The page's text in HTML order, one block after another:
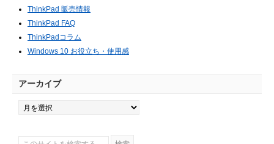
ThinkPad 販売情報
ThinkPad FAQ
ThinkPadコラム
Windows 10 お役立ち・使用感
アーカイブ